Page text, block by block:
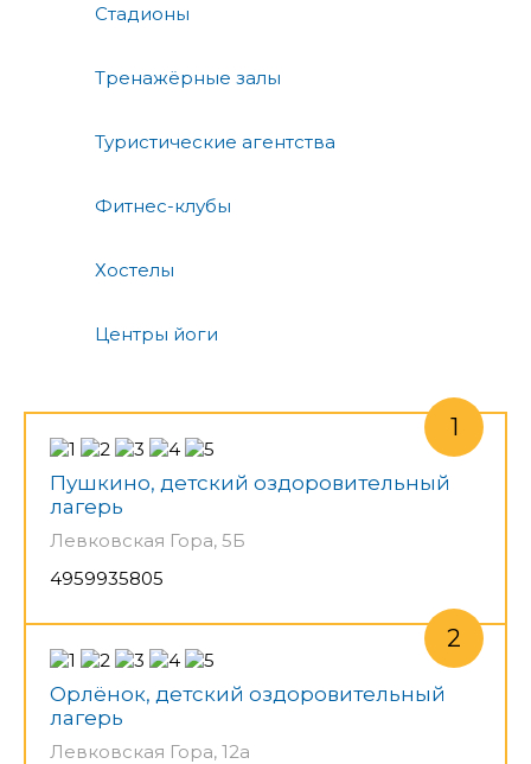
Стадионы
Тренажёрные залы
Туристические агентства
Фитнес-клубы
Хостелы
Центры йоги
Пушкино, детский оздоровительный
лагерь
Левковская Гора, 5Б
4959935805
Орлёнок, детский оздоровительный
лагерь
Левковская Гора, 12а